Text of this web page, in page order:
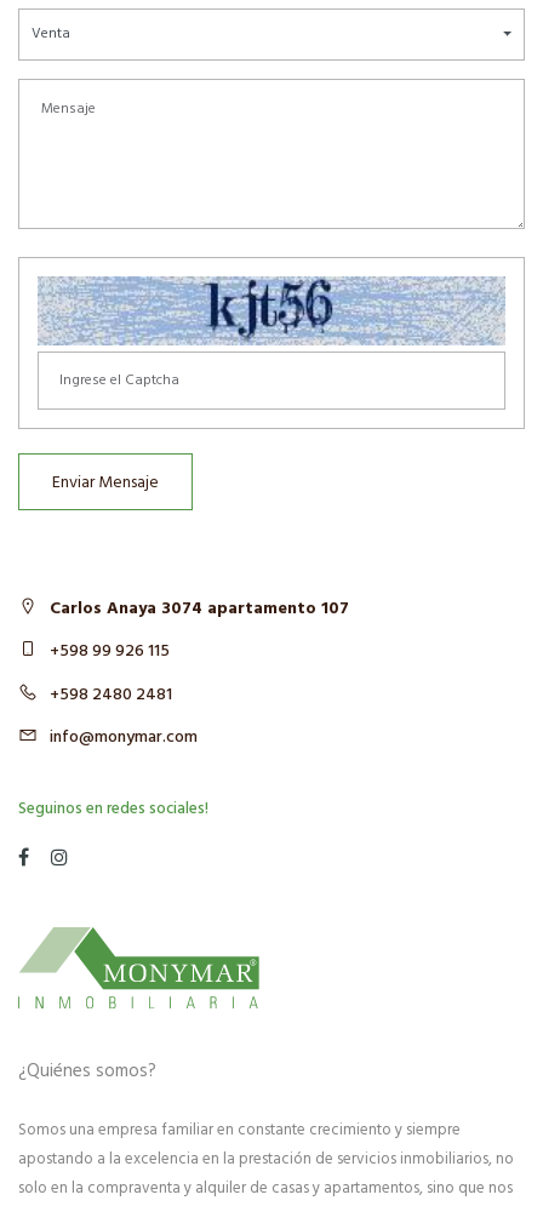
Venta
Enviar Mensaje
Carlos Anaya 3074 apartamento 107
+598 99 926 115
+598 2480 2481
info@monymar.com
Seguinos en redes sociales!
¿Quiénes somos?
Somos una empresa familiar en constante crecimiento y siempre
apostando a la excelencia en la prestación de servicios inmobiliarios, no
solo en la compraventa y alquiler de casas y apartamentos, sino que nos